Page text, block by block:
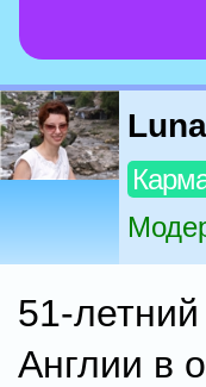
Luna
51-
Англии в